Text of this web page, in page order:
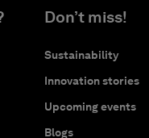
Don’t miss!
Sustainability
Innovation stories
Upcoming events
Blogs